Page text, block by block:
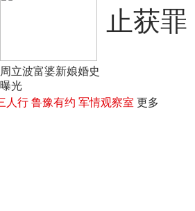
周立波富婆新娘婚史
曝光
止获罪
人行 鲁豫有约 军情观察室 更多